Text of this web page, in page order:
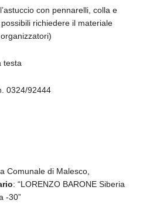
con pennarelli, colla e
richiedere il materiale
testa
0324/92444
Comunale di Malesco,
: “LORENZO BARONE Siberia
-30”